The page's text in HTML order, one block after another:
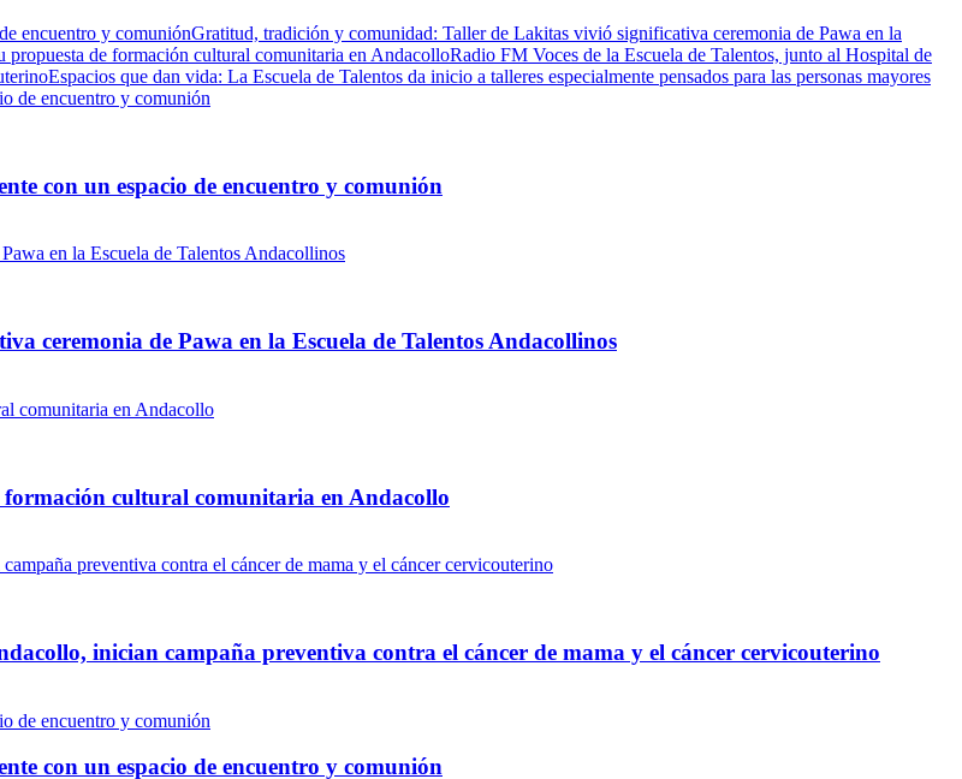
encuentro y comuniónGratitud, tradición y comunidad: Taller de Lakitas vivió significativa ceremonia de Pawa en la
de formación cultural comunitaria en AndacolloRadio FM Voces de la Escuela de Talentos, junto al Hospital de
Espacios que dan vida: La Escuela de Talentos da inicio a talleres especialmente pensados para las personas mayores
con un espacio de encuentro y comunión
ceremonia de Pawa en la Escuela de Talentos Andacollinos
formación cultural comunitaria en Andacollo
inician campaña preventiva contra el cáncer de mama y el cáncer cervicouterino
con un espacio de encuentro y comunión